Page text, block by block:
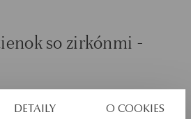
DETAILY O COOKIES
so zirkónmi -